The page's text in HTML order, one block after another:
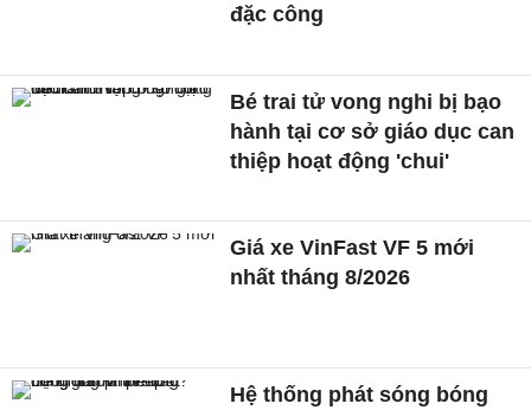
đặc công
Bé trai tử vong nghi bị bạo
hành tại cơ sở giáo dục can
thiệp hoạt động 'chui'
Giá xe VinFast VF 5 mới
nhất tháng 8/2026
Hệ thống phát sóng bóng